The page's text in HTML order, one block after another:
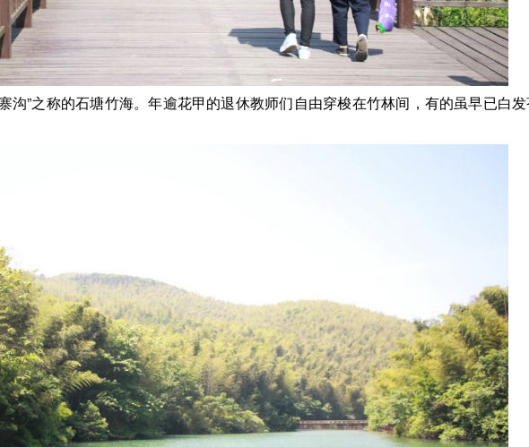
沟”之称的石塘竹海。年逾花甲的退休教师们自由穿梭在竹林间，有的虽早已白